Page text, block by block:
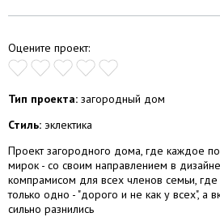
Оцените проект:
Тип проекта: загородный дом
Стиль: эклектика
Проект загородного дома, где каждое
мирок - со своим направлением в
компрамисом для всех членов семьи,
только одно - "дорого и не как у всех", а
сильно разнились